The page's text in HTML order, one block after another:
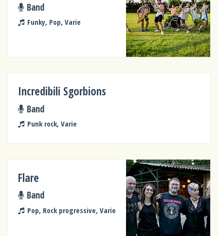
Band
Funky, Pop, Varie
Incredibili Sgorbions
Band
Punk rock, Varie
Flare
Band
Pop, Rock progressive, Varie